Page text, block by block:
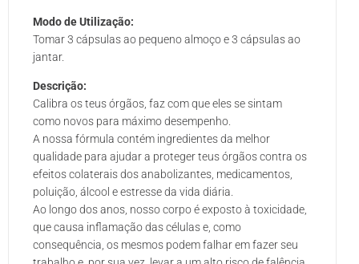
Modo de Utilização:
Tomar 3 cápsulas ao pequeno almoço e 3 cápsulas ao
jantar.
Descrição:
Calibra os teus órgãos, faz com que eles se sintam
como novos para máximo desempenho.
A nossa fórmula contém ingredientes da melhor
qualidade para ajudar a proteger teus órgãos contra os
efeitos colaterais dos anabolizantes, medicamentos,
poluição, álcool e estresse da vida diária.
Ao longo dos anos, nosso corpo é exposto à toxicidade,
que causa inflamação das células e, como
consequência, os mesmos podem falhar em fazer seu